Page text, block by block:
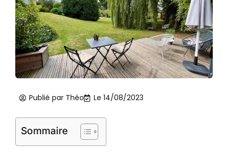
Publié par Théo Le 14/08/2023
Sommaire